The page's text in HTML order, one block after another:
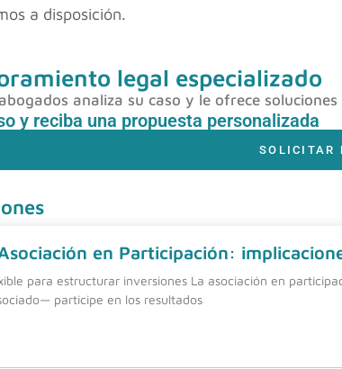
a disposición.
legal especializado
analiza su caso y le ofrece
y reciba una propuesta personalizada
SOLICITAR
en Participación:
para estructurar inversiones La asociación en
participe en los resultados